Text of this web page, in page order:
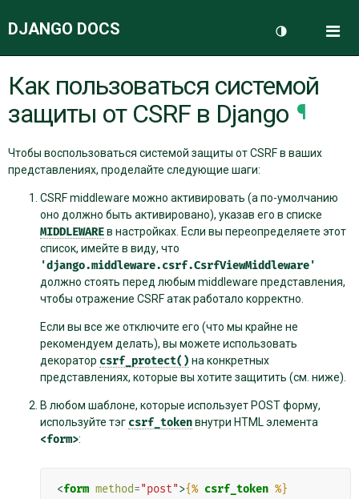
DJANGO DOCS
ДОКУМЕНТАЦИЯ
Как пользоваться системой
защиты от CSRF в Django ¶
Чтобы воспользоваться системой защиты от CSRF в ваших
представлениях, проделайте следующие шаги:
CSRF middleware можно активировать (а по-умолчанию
оно должно быть активировано), указав его в списке
MIDDLEWAREв настройках. Если вы переопределяете этот
список, имейте в виду, что
'django.middleware.csrf.CsrfViewMiddleware'
должно стоять перед любым middleware представления,
чтобы отражение CSRF атак работало корректно.
Если вы все же отключите его (что мы крайне не
рекомендуем делать), вы можете использовать
декоратор csrf_protect() на конкретных
представлениях, которые вы хотите защитить (см. ниже).
В любом шаблоне, которые использует POST форму,
используйте тэг csrf_tokenвнутри HTML элемента
<form>:
<form method="post">{% csrf_token %}